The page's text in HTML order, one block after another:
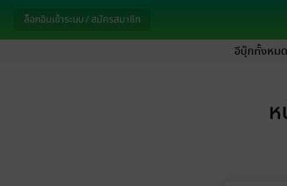
ล็อกอินเข้าระบบ / สมัครสมาชิก
อีบุ๊กทั้งหมด